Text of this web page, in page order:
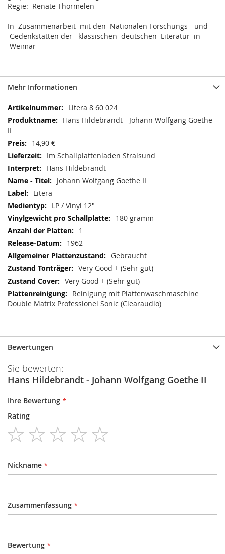
Regie: Renate Thormelen
In Zusammenarbeit mit den Nationalen Forschungs- und
Gedenkstätten der klassischen deutschen Literatur in
Weimar
Mehr Informationen
Mehr
Informationen
Litera 8 60 024
Hans Hildebrandt - Johann Wolfgang Goethe
II
14,90 €
Im Schallplattenladen Stralsund
Hans Hildebrandt
Johann Wolfgang Goethe II
Litera
LP / Vinyl 12"
180 gramm
1
1962
Gebraucht
Very Good + (Sehr gut)
Very Good + (Sehr gut)
Reinigung mit Plattenwaschmaschine
Double Matrix Professionel Sonic (Clearaudio)
Bewertungen
Sie bewerten:
Hans Hildebrandt - Johann Wolfgang Goethe II
Ihre Bewertung
Rating
1
star
2
stars
3
stars
4
stars
Nickname
Zusammenfassung
Bewertung